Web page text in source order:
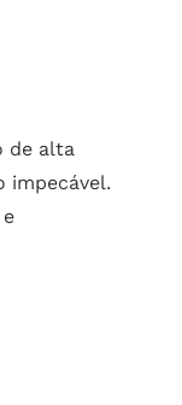
de alta
impecável.